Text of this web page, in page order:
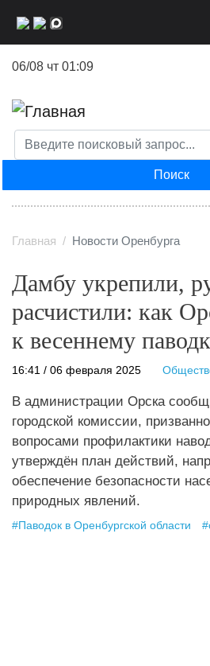
06/08 чт 01:09
Поиск
Главная Новости Оренбурга
Дамбу укрепили,
расчистили: как
к весеннему
16:41 / 06 февраля 2025
В администрации Орска
городской комиссии,
вопросами профилактики
утверждён план действий,
обеспечение безопасности
природных явлений.
#Паводок в Оренбургской области #